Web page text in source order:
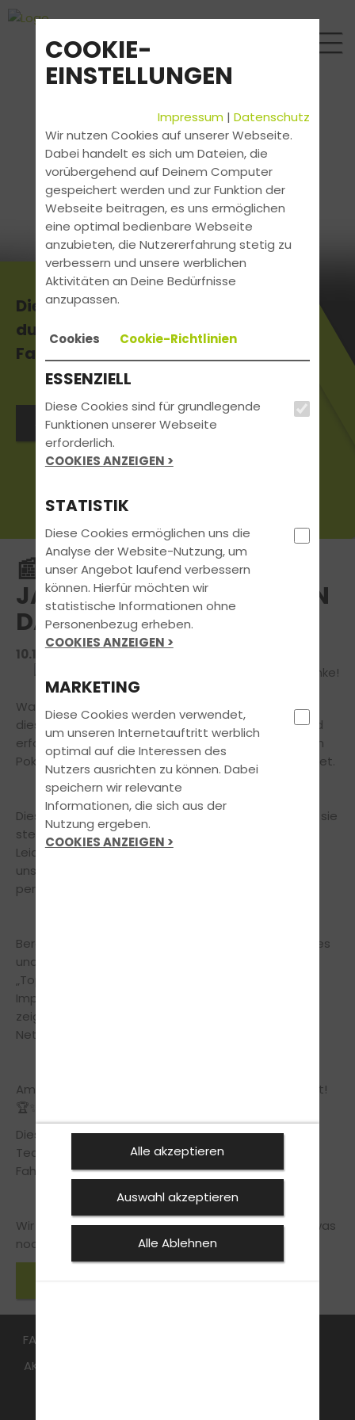
Die aktuellsten News erhältst
du direkt bei uns in der
Fahrschule.
Jetzt Kontakt aufnehmen
📰 FAHRSCHULE DES
JAHRES 2025 – WIR SAGEN
DANKE!
10.12.2025 | FAHRSCHUL-NEWS
Was für ein unglaublicher Moment! Auf der
diesjährigen Weihnachtsfeier von GECCO – Verbund
erfolgreicher Fahrschulen in Köln wurden wir mit dem
Pokal zur „Fahrschule des Jahres 2025“ ausgezeichnet.
Diese Auszeichnung bedeutet uns enorm viel, denn sie
steht für Qualität, Innovation, Teamarbeit und
Leidenschaft für die Fahrausbildung. Sie bestätigt
unseren täglichen Einsatz für moderne Ausbildung,
persönliche Betreuung und höchste Standards.
Bereits am Tag zuvor hatten wir wieder ein intensives
und inspirierendes Treffen mit der Arbeitsgruppe
„Top-Fahrschulen“. Der fachliche Austausch, neue
Impulse und die gemeinsame Weiterentwicklung
zeigen jedes Mal aufs Neue, wie wertvoll dieses
Netzwerk ist.
Am Abend wurde dann natürlich gebührend gefeiert!
🏆✨
Diesen Erfolg verdanken wir unserem großartigen
Team – und natürlich unseren Fahrschülerinnen und
Fahrschülern, die uns ihr Vertrauen schenken.
Wir sind unglaublich stolz und freuen uns auf alles, was
noch kommt!
FAHRSCHULE
AKTUELLES
COOKIE-
EINSTELLUNGEN
Impressum |Datenschutz
Wir nutzen Cookies auf unserer Webseite.
Dabei handelt es sich um Dateien, die
vorübergehend auf Deinem Computer
gespeichert werden und zur Funktion der
Webseite beitragen, es uns ermöglichen
eine optimal bedienbare Webseite
anzubieten, die Nutzererfahrung stetig zu
verbessern und unsere werblichen
Aktivitäten an Deine Bedürfnisse
anzupassen.
Cookies Cookie-Richtlinien
ESSENZIELL
Diese Cookies sind für grundlegende
Funktionen unserer Webseite
erforderlich.
COOKIES ANZEIGEN >
STATISTIK
Diese Cookies ermöglichen uns die
Analyse der Website-Nutzung, um
unser Angebot laufend verbessern
können. Hierfür möchten wir
statistische Informationen ohne
Personenbezug erheben.
COOKIES ANZEIGEN >
MARKETING
Diese Cookies werden verwendet,
um unseren Internetauftritt werblich
optimal auf die Interessen des
Nutzers ausrichten zu können. Dabei
speichern wir relevante
Informationen, die sich aus der
Nutzung ergeben.
COOKIES ANZEIGEN >
Alle akzeptieren
Auswahl akzeptieren
Alle Ablehnen